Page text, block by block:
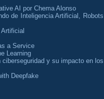
AI por Chema Alonso
de Inteligencia Artificial, Robots
a Service
Learning
y su impacto en los
Deepfake